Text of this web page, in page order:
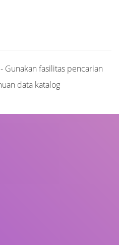
Gunakan fasilitas pencarian
data katalog